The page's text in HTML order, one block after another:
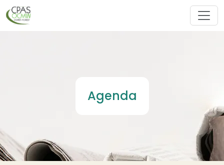
Overslaan en naar de inhoud gaan
Agenda